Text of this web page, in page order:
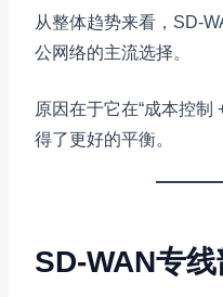
从整体趋势来看，SD-
公网络的主流选择。
原因在于它在“成本控制
得了更好的平衡。
SD-WAN专